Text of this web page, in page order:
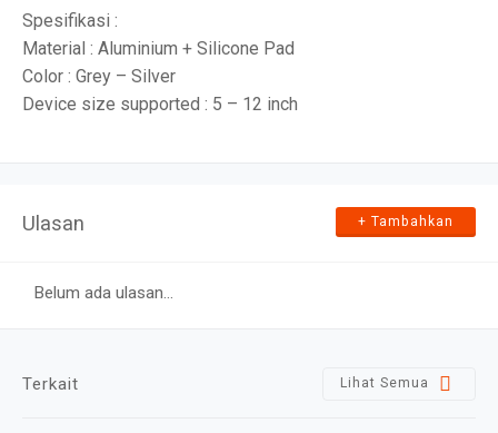
Spesifikasi :
Material : Aluminium + Silicone Pad
Color : Grey – Silver
Device size supported : 5 – 12 inch
+ Tambahkan
Ulasan
Terkait Lihat Semua